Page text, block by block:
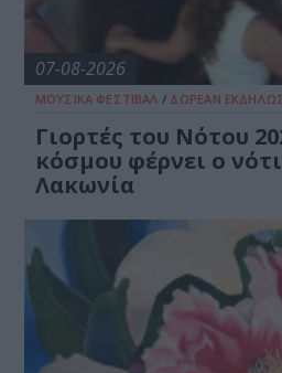
07-08-2026
ΜΟΥΣΙΚΑ ΦΕΣΤΙΒΑΛ / ΔΩΡΕΑΝ
Γιορτές του Νότου
κόσμου φέρνει ο
Λακωνία